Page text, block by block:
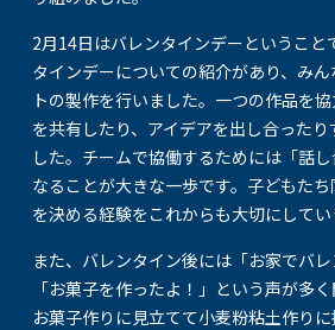
2月14日はバレンタインデーということ
タインデーについての紹介があり、み
トの製作を行いました。一つの作品を
を共有したり、アイデアを出し合った
した。チームで協働するためには「話
なることが大きな一歩です。子どもた
を決める経験をこれからも大切にしてい
また、バレンタイン後には「お家でバレ
「お菓子を作ったよ！」という声が多
お菓子作りに見立てて小麦粉粘土作り